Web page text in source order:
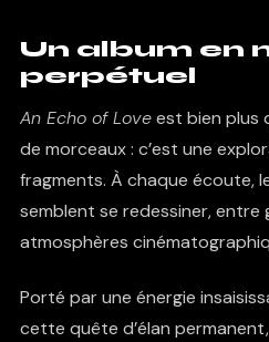
Un album en
perpétuel
An Echo of Loveest bien plus
de morceaux : c’est une
fragments. À chaque écoute,
semblent se redessiner,
atmosphères
Porté par une énergie
cette quête d’élan